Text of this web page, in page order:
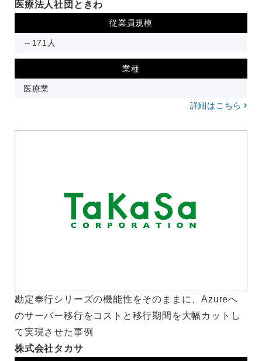
医療法人社団ときわ
従業員規模
～171人
業種
医療業
詳細はこちら
勘定奉行シリーズの機能性をそのままに、Azureへ
のサーバー移行をコストと移行期間を大幅カットし
て実現させた事例
株式会社タカサ